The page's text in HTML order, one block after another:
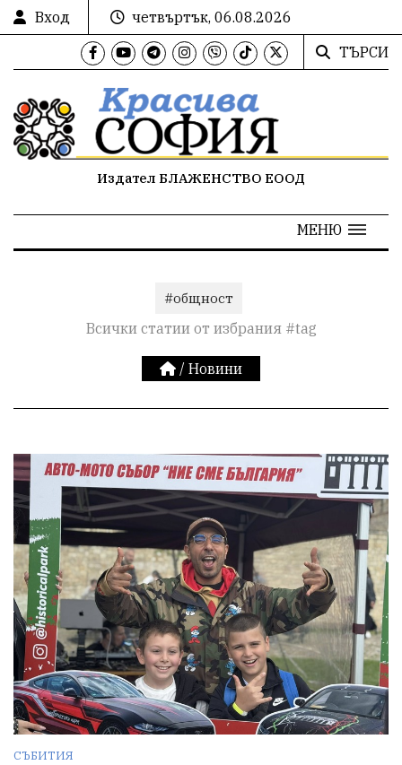
Вход
четвъртък, 06.08.2026
ТЪРСИ
Издател БЛАЖЕНСТВО ЕООД
МЕНЮ
#общност
Всички статии от избрания #tag
/ Новини
СЪБИТИЯ